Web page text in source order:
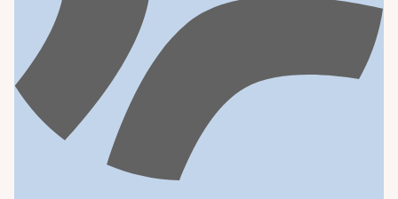
Sekretariat
Schulleitung
Hausmeister
Unsere Schule
Unterstützungsangebote
Förderverein